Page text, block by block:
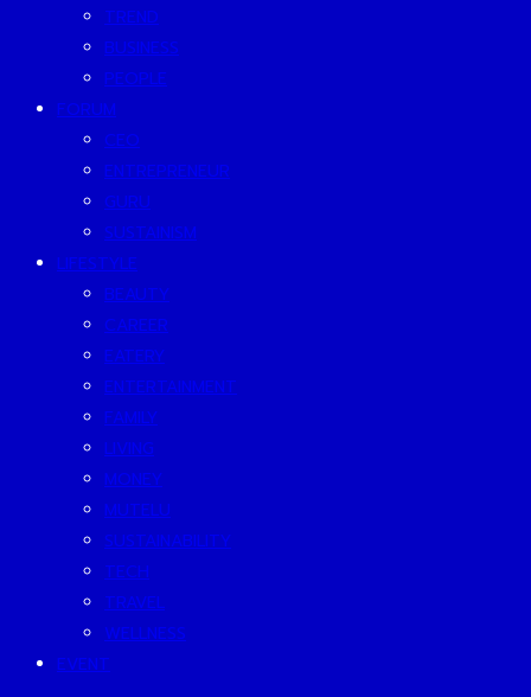
TREND
BUSINESS
PEOPLE
FORUM
CEO
ENTREPRENEUR
GURU
SUSTAINISM
LIFESTYLE
BEAUTY
CAREER
EATERY
ENTERTAINMENT
FAMILY
LIVING
MONEY
MUTELU
SUSTAINABILITY
TECH
TRAVEL
WELLNESS
EVENT